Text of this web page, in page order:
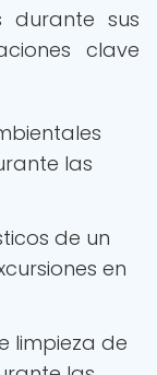
durante sus
clave
las
de un
en
limpieza de